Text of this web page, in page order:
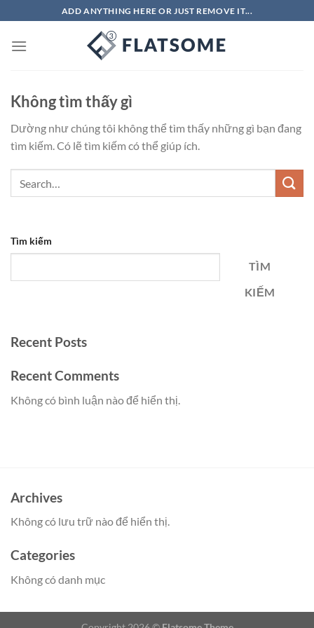
qua
nội
ADD ANYTHING HERE OR JUST REMOVE IT...
Không tìm thấy gì
Dường như chúng tôi không thể tìm thấy những gì bạn đang
tìm kiếm. Có lẽ tìm kiếm có thể giúp ích.
Tìm kiếm
TÌM
KIẾM
Recent Posts
Recent Comments
Không có bình luận nào để hiển thị.
Archives
Không có lưu trữ nào để hiển thị.
Categories
Không có danh mục